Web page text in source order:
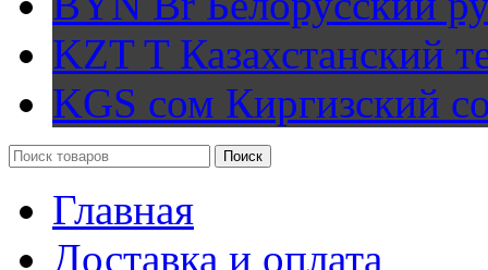
KZT TКазахстанский
KGS сом Киргизский
Поиск
Главная
Доставка и оплата